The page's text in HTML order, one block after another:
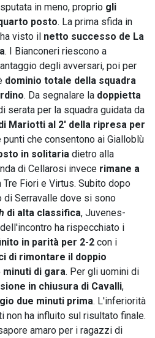
in meno, proprio gli
posto. La prima sfida in
visto il netto successo de La
. I Bianconeri riescono a
degli avversari, poi per
dominio totale della squadra
. Da segnalare la doppietta
serata per la squadra guidata da
Mariotti al 2' della ripresa per
punti che consentono ai Gialloblù
in solitaria dietro alla
di Cellarosi invece rimane a
Tre Fiori e Virtus. Subito dopo
di Serravalle dove si sono
di alta classifica, Juvenes-
ha rispecchiato i
in parità per 2-2 con i
di rimontare il doppio
di gara. Per gli uomini di
in chiusura di Cavalli,
due minuti prima. L'inferiorità
non ha influito sul risultato finale.
amaro per i ragazzi di